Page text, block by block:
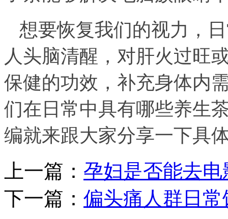
想要恢复我们的视力，
人头脑清醒，对肝火过旺
保健的功效，补充身体内
们在日常中具有哪些养生
编就来跟大家分享一下具
上一篇： 孕妇是否能去
下一篇： 偏头痛人群日